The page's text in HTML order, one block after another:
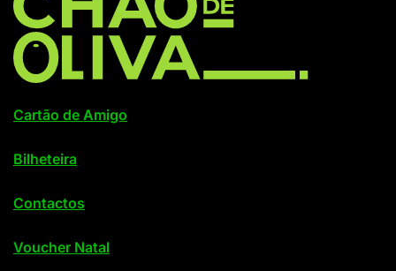
Cartão de Amigo
Bilheteira
Contactos
Voucher Natal